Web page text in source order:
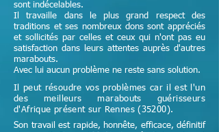
sont indécelables.
Il travaille dans le plus grand respect des
traditions et ses nombreux dons sont appréciés
et sollicités par celles et ceux qui n'ont pas eu
satisfaction dans leurs attentes auprès d'autres
marabouts.
Avec lui aucun problème ne reste sans solution.
Il peut résoudre vos problèmes car il est l'un
des meilleurs marabouts guérisseurs
d'Afrique présent sur Rennes (35200).
Son travail est rapide, honnête, efficace, définitif